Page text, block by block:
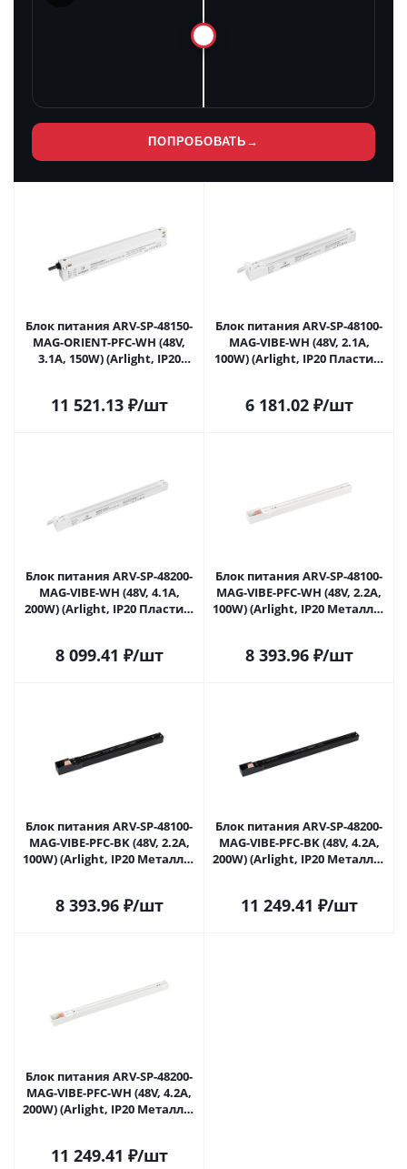
ПОПРОБОВАТЬ →
Блок питания ARV-SP-48150-
MAG-ORIENT-PFC-WH (48V,
3.1A, 150W) (Arlight, IP20
11 521.13₽/шт
Блок питания ARV-SP-48100-
MAG-VIBE-WH (48V, 2.1A,
100W) (Arlight, IP20 Пластик,
6 181.02₽/шт
Блок питания ARV-SP-48200-
MAG-VIBE-WH (48V, 4.1A,
200W) (Arlight, IP20 Пластик,
8 099.41 ₽/шт
Блок питания ARV-SP-48100-
MAG-VIBE-PFC-WH (48V, 2.2A,
100W) (Arlight, IP20 Металл, 5
8 393.96₽/шт
Блок питания ARV-SP-48100-
MAG-VIBE-PFC-BK (48V, 2.2A,
100W) (Arlight, IP20 Металл, 5
8 393.96₽/шт
Блок питания ARV-SP-48200-
MAG-VIBE-PFC-BK (48V, 4.2A,
200W) (Arlight, IP20 Металл, 5
11 249.41 ₽/шт
Блок питания ARV-SP-48200-
MAG-VIBE-PFC-WH (48V, 4.2A,
200W) (Arlight, IP20 Металл, 5
11 249.41 ₽/шт